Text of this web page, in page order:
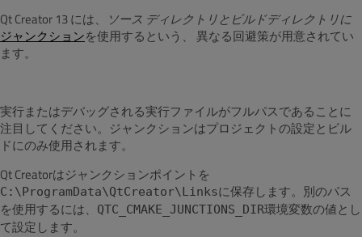
Qt Creator 13 には、
ソース ディレクトリとビルドディレクトリに
ジャンクションを使用するという、 異なる回避策が用意されてい
ます。
実行またはデバッグされる実行ファイルがフルパスであることに
注目してください。ジャンクションはプロジェクトの設定とビル
ドにのみ使用されます。
Qt Creatorはジャンクションポイントを
C:\ProgramData\QtCreator\Linksに保存します。別のパス
を使用するには、
QTC_CMAKE_JUNCTIONS_DIR環境変数の値とし
て設定します。